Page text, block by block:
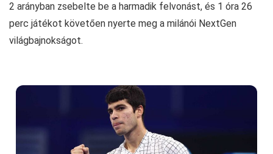
2 arányban zsebelte be a harmadik felvonást, és 1 óra 26
perc játékot követően nyerte meg a milánói NextGen
világbajnokságot.